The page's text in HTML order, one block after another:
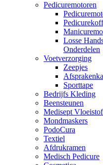
Pedicuremotoren
Losse
Onderdelen
Voetverzorging
Zeepjes
Sporttape
Bedrijfs Kleding
Beensteunen
Medisept
Mondmaskers
PodoCura
Textiel
Afdrukramen
Medisch Pedicure